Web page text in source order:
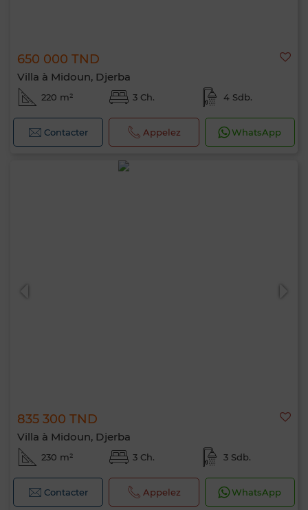
650 000 TND
Villa à Midoun, Djerba
220 m² 3 Ch. 4 Sdb.
Contacter Appelez WhatsApp
835 300 TND
Villa à Midoun, Djerba
230 m² 3 Ch. 3 Sdb.
Contacter Appelez WhatsApp